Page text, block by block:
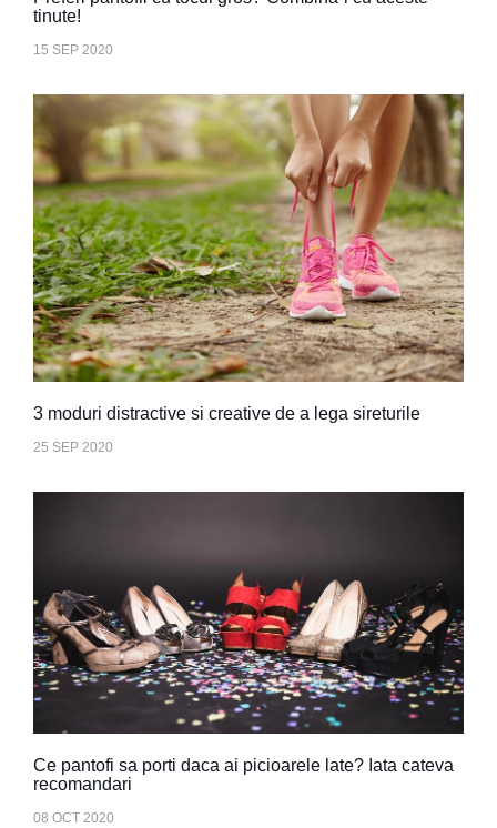
tinute!
15 SEP 2020
3 moduri distractive si creative de a lega sireturile
25 SEP 2020
Ce pantofi sa porti daca ai picioarele late? Iata cateva
recomandari
08 OCT 2020